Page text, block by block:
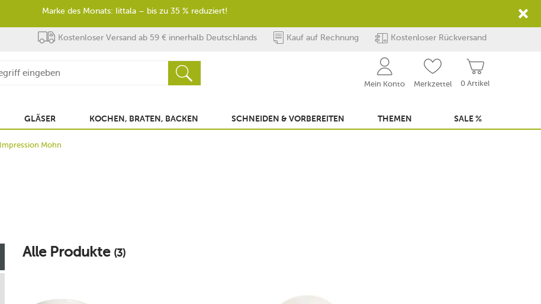
Kostenloser Versand ab 59 € innerhalb Deutschlands Kauf auf Rechnung Kostenloser Rückversand
0 Artikel
Mein Konto Merkzettel
GLÄSER KOCHEN, BRATEN, BACKEN SCHNEIDEN & VORBEREITEN THEMEN SALE %
Impression Mohn
Alle Produkte (3)
Marke des Monats: Iittala – bis zu 35 % reduziert!